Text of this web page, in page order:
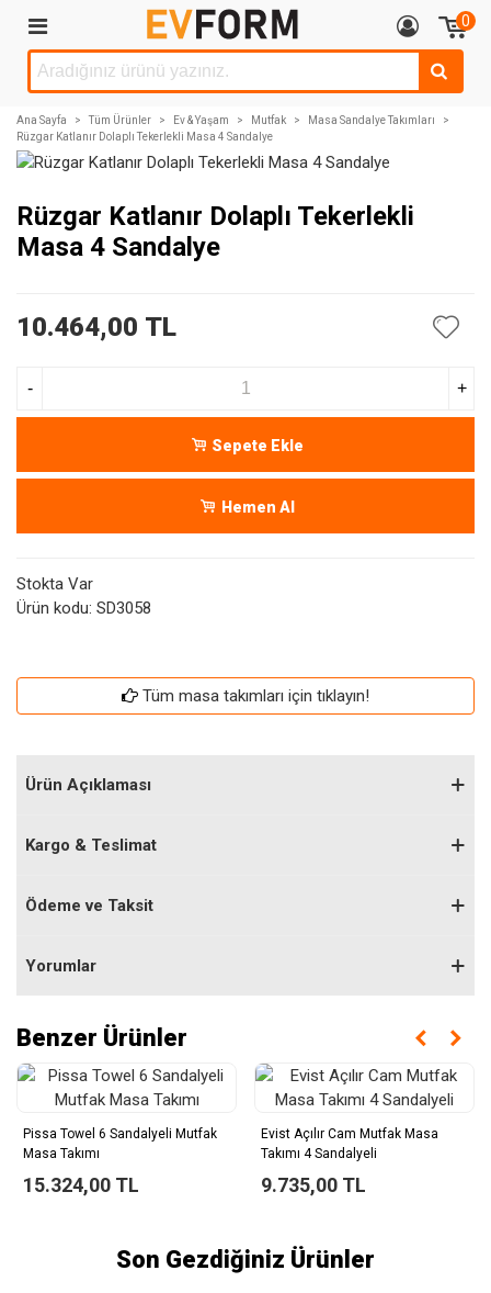
0
Ana Sayfa > Tüm Ürünler > Ev & Yaşam > Mutfak > Masa Sandalye Takımları
>
Rüzgar Katlanır Dolaplı Tekerlekli Masa 4 Sandalye
Rüzgar Katlanır Dolaplı Tekerlekli
Masa 4 Sandalye
10.464,00 TL
- +
Sepete Ekle
Hemen Al
Stokta Var
Ürün kodu: SD3058
Tüm masa takımları için tıklayın!
Ürün Açıklaması
Kargo & Teslimat
Ödeme ve Taksit
Yorumlar
Benzer Ürünler
Pissa Towel 6 Sandalyeli Mutfak
Masa Takımı
15.324,00 TL
Evist Açılır Cam Mutfak Masa
Takımı 4 Sandalyeli
9.735,00 TL
Son Gezdiğiniz Ürünler